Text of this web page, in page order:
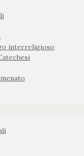
interreligioso